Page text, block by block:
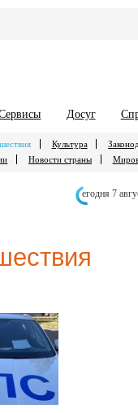
Досуг
Культура
Новости страны
егодня 7